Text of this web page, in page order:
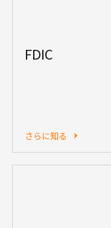
FDIC
さらに知る